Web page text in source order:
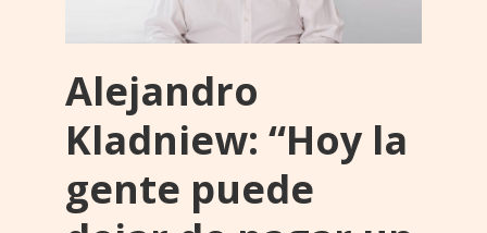
Alejandro
Kladniew: “Hoy la
gente puede